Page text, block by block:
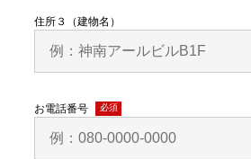
住所３（建物名）
お電話番号
(必
須)